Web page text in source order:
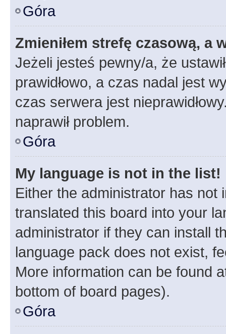
Góra
Zmieniłem strefę czasową, a
Jeżeli jesteś pewny/a, że
prawidłowo, a czas nadal jest
czas serwera jest
naprawił problem.
Góra
My language is not in the list!
Either the administrator has not
translated this board into your
administrator if they can install
language pack does not exist,
More information can be found
bottom of board pages).
Góra